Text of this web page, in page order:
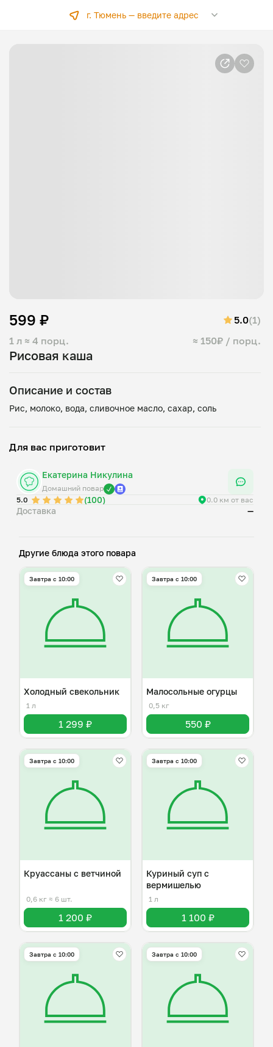
г. Тюмень — введите адрес
Рисовая каша
1 л ≈ 4 порц. ≈ 150₽ / порц.
599 ₽ 5.0(1)
Описание и состав
Для вас приготовит
Екатерина Никулина
Домашний повар
5.0
(100) 0.0 км от вас
Доставка —
Другие блюда этого повара
Завтра c 10:00
Холодный свекольник
1 л
1 299 ₽
Завтра c 10:00
Малосольные огурцы
0,5 кг
550 ₽
Завтра c 10:00
Круассаны с ветчиной
0,6 кг ≈ 6 шт.
1 200 ₽
Завтра c 10:00
Куриный суп с
вермишелью
1 л
1 100 ₽
Завтра c 10:00 Завтра c 10:00